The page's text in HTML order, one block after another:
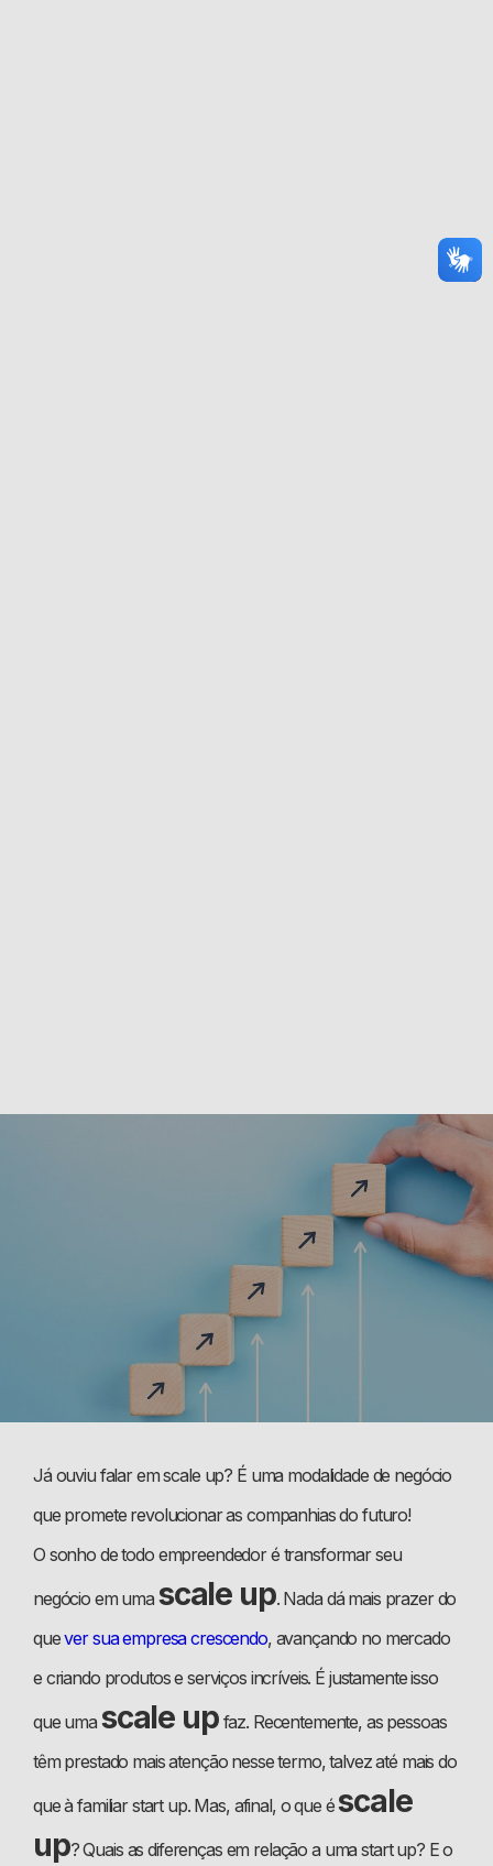
Já ouviu falar em scale up? É uma modalidade de negócio
que promete revolucionar as companhias do futuro!
O sonho de todo empreendedor é transformar seu
negócio em uma scale up. Nada dá mais prazer do
quever sua empresa crescendo, avançando no mercado
e criando produtos e serviços incríveis. É justamente isso
que uma scale upfaz. Recentemente, as pessoas
têm prestado mais atenção nesse termo, talvez até mais do
que à familiar start up. Mas, afinal, o que éscale
up? Quais as diferenças em relação a uma start up? E o